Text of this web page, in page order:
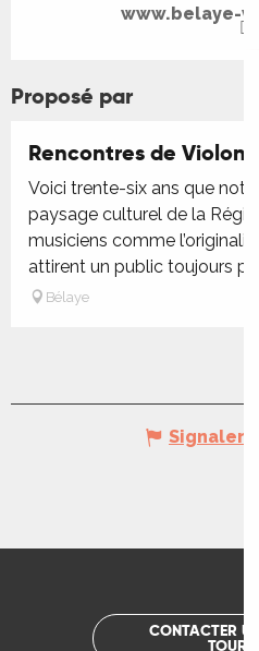
www.belaye-
Proposé par
Rencontres de
Voici trente-six ans que
paysage culturel de la
musiciens comme
attirent un public toujours
Bélaye
Signaler
CONTACTER UN